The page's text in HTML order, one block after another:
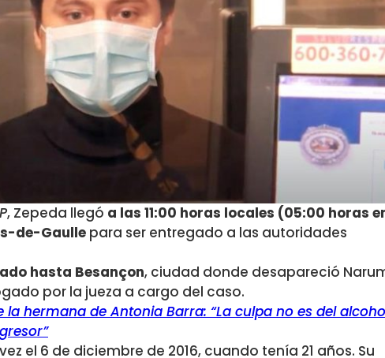
, Zepeda llegó a las 11:00 horas locales (05:00 horas
de-Gaulle para ser entregado a las autoridades
hasta Besançon, ciudad donde desapareció
por la jueza a cargo del caso.
la hermana de Antonia Barra: “La culpa no es del
el 6 de diciembre de 2016, cuando tenía 21 años. Su